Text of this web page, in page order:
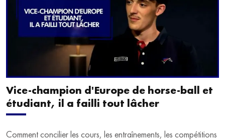
Vice-champion d'Europe de horse-ball et
étudiant, il a failli tout lâcher
Comment concilier les cours, les entraînements, les compétitions